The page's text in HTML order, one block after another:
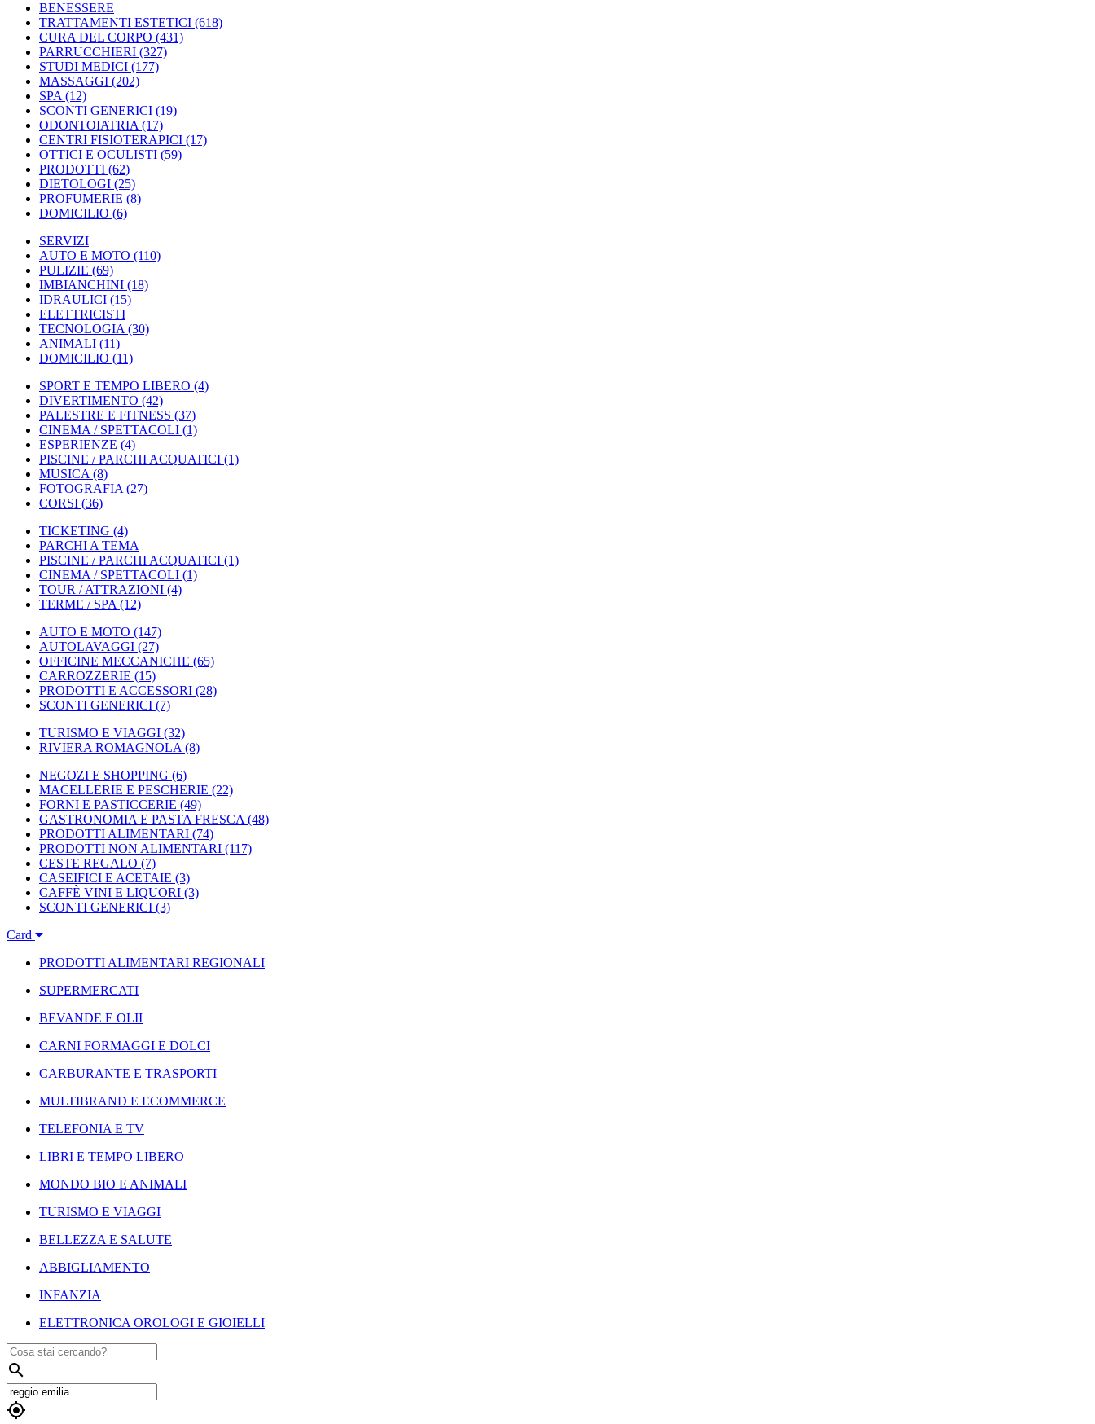
BENESSERE
TRATTAMENTI ESTETICI (618)
CURA DEL CORPO (431)
PARRUCCHIERI (327)
STUDI MEDICI (177)
MASSAGGI (202)
SPA (12)
SCONTI GENERICI (19)
ODONTOIATRIA (17)
CENTRI FISIOTERAPICI (17)
OTTICI E OCULISTI (59)
PRODOTTI (62)
DIETOLOGI (25)
PROFUMERIE (8)
DOMICILIO (6)
SERVIZI
AUTO E MOTO (110)
PULIZIE (69)
IMBIANCHINI (18)
IDRAULICI (15)
ELETTRICISTI
TECNOLOGIA (30)
ANIMALI (11)
DOMICILIO (11)
SPORT E TEMPO LIBERO (4)
DIVERTIMENTO (42)
PALESTRE E FITNESS (37)
CINEMA / SPETTACOLI (1)
ESPERIENZE (4)
PISCINE / PARCHI ACQUATICI (1)
MUSICA (8)
FOTOGRAFIA (27)
CORSI (36)
TICKETING (4)
PARCHI A TEMA
PISCINE / PARCHI ACQUATICI (1)
CINEMA / SPETTACOLI (1)
TOUR / ATTRAZIONI (4)
TERME / SPA (12)
AUTO E MOTO (147)
AUTOLAVAGGI (27)
OFFICINE MECCANICHE (65)
CARROZZERIE (15)
PRODOTTI E ACCESSORI (28)
SCONTI GENERICI (7)
TURISMO E VIAGGI (32)
RIVIERA ROMAGNOLA (8)
NEGOZI E SHOPPING (6)
MACELLERIE E PESCHERIE (22)
FORNI E PASTICCERIE (49)
GASTRONOMIA E PASTA FRESCA (48)
PRODOTTI ALIMENTARI (74)
PRODOTTI NON ALIMENTARI (117)
CESTE REGALO (7)
CASEIFICI E ACETAIE (3)
CAFFÈ VINI E LIQUORI (3)
SCONTI GENERICI (3)
Card
PRODOTTI ALIMENTARI REGIONALI
SUPERMERCATI
BEVANDE E OLII
CARNI FORMAGGI E DOLCI
CARBURANTE E TRASPORTI
MULTIBRAND E ECOMMERCE
TELEFONIA E TV
LIBRI E TEMPO LIBERO
MONDO BIO E ANIMALI
TURISMO E VIAGGI
BELLEZZA E SALUTE
ABBIGLIAMENTO
INFANZIA
ELETTRONICA OROLOGI E GIOIELLI

